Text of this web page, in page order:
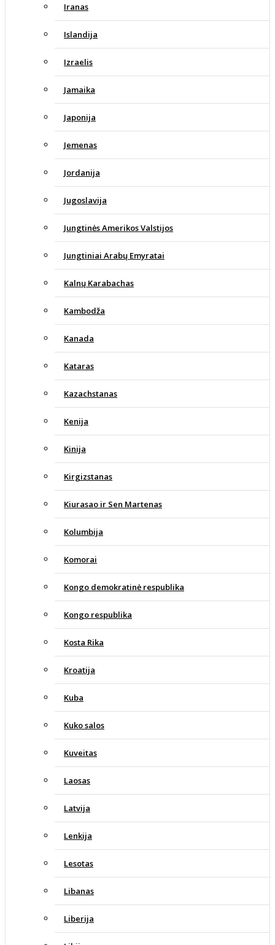
Iranas
Islandija
Izraelis
Jamaika
Japonija
Jemenas
Jordanija
Jugoslavija
Jungtinės Amerikos Valstijos
Jungtiniai Arabų Emyratai
Kalnų Karabachas
Kambodža
Kanada
Kataras
Kazachstanas
Kenija
Kinija
Kirgizstanas
Kiurasao ir Sen Martenas
Kolumbija
Komorai
Kongo demokratinė respublika
Kongo respublika
Kosta Rika
Kroatija
Kuba
Kuko salos
Kuveitas
Laosas
Latvija
Lenkija
Lesotas
Libanas
Liberija